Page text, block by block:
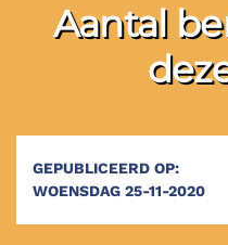
Aantal
GEPUBLICEERD OP:
WOENSDAG 25-11-2020